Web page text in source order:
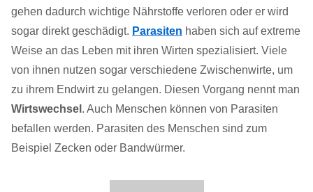
gehen dadurch wichtige Nährstoffe verloren oder er wird
sogar direkt geschädigt. Parasiten haben sich auf extreme
Weise an das Leben mit ihren Wirten spezialisiert. Viele
von ihnen nutzen sogar verschiedene Zwischenwirte, um
zu ihrem Endwirt zu gelangen. Diesen Vorgang nennt man
Wirtswechsel . Auch Menschen können von Parasiten
befallen werden. Parasiten des Menschen sind zum
Beispiel Zecken oder Bandwürmer.